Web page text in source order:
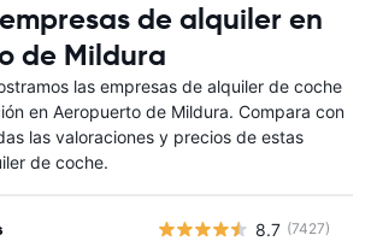
de alquiler en
de Mildura
las empresas de alquiler de coche
en Aeropuerto de Mildura. Compara con
las valoraciones y precios de estas
de coche.
8.7 (7427)